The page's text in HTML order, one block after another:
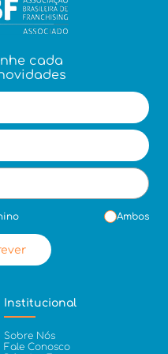
cada
Ambos
Institucional
Sobre Nós
Fale Conosco